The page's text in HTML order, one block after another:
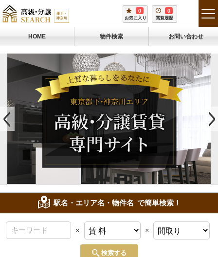
0
お気に入り
0
閲覧履歴
HOME 物件検索 お問い合わせ
駅名・エリア名・物件名 で簡単検索！
× ×
検索する